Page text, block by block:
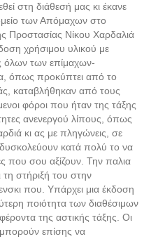
στη διάθεσή μας κι έκανε
των Απόμαχων στο
Προστασίας Νίκου Χαρδαλιά
χρήσιμου υλικού με
όλων των επίμαχων-
όπως προκύπτει από το
καταβλήθηκαν από τους
φόροι που ήταν της τάξης
ανενεργού λίπους, όπως
κι ας με πληγώνεις, σε
κατά πολύ το να
που σου αξίζουν. Την παλια
στήριξή του στην
που. Υπάρχει μια έκδοση
ποιότητα των διαθέσιμων
της αστικής τάξης. Οι
επίσης να